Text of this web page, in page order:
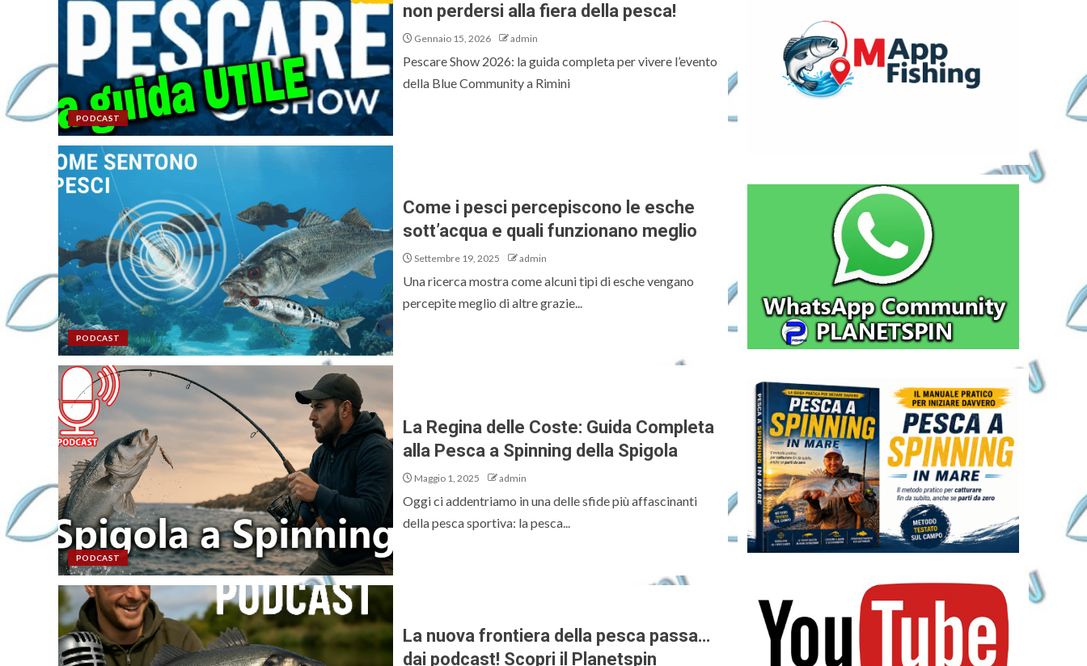
PODCAST
non perdersi alla fiera della pesca!
Gennaio 15, 2026 admin
Pescare Show 2026: la guida completa per vivere l’evento
della Blue Community a Rimini
PODCAST
Come i pesci percepiscono le esche
sott’acqua e quali funzionano meglio
Settembre 19, 2025 admin
Una ricerca mostra come alcuni tipi di esche vengano
percepite meglio di altre grazie...
PODCAST
La Regina delle Coste: Guida Completa
alla Pesca a Spinning della Spigola
Maggio 1, 2025 admin
Oggi ci addentriamo in una delle sfide più affascinanti
della pesca sportiva: la pesca...
La nuova frontiera della pesca passa…
dai podcast! Scopri il Planetspin